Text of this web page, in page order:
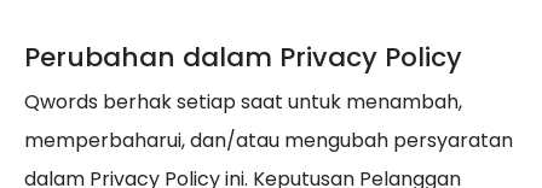
Perubahan dalam Privacy Policy
Qwords berhak setiap saat untuk menambah,
memperbaharui, dan/atau mengubah persyaratan
dalam Privacy Policy ini. Keputusan Pelanggan